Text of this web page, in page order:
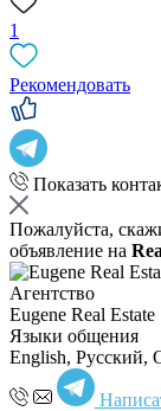
1
Рекомендовать
Показать
Пожалуйста,
объявление на
Агентство
Eugene Real Estate
Языки общения
English, Русский,